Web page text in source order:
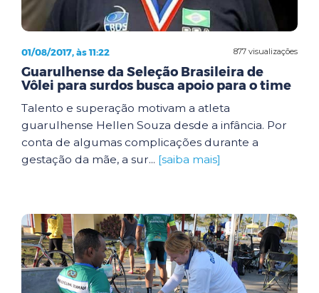
877 visualizações
01/08/2017, às 11:22
Guarulhense da Seleção Brasileira de
Vôlei para surdos busca apoio para o time
Talento e superação motivam a atleta
guarulhense Hellen Souza desde a infância. Por
conta de algumas complicações durante a
gestação da mãe, a sur... [saiba mais]